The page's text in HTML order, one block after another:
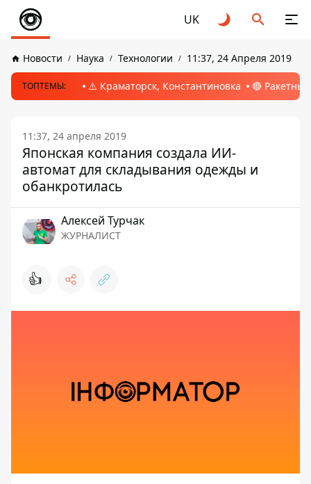
UK
Новости Наука Технологии 11:37, 24 Апреля 2019
ТОПТЕМЫ: ⚠️ Краматорск, Константиновка 🔴
11:37, 24 апреля 2019
Японская компания создала ИИ-
автомат для складывания одежды и
обанкротилась
Алексей Турчак
ЖУРНАЛИСТ
👍